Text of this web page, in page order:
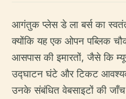
आगंतुक प्लेस डे ला बर्स का
क्योंकि यह एक ओपन पब्लिक
आसपास की इमारतों, जैसे कि
उद्घाटन घंटे और टिकट
उनके संबंधित वेबसाइटों की